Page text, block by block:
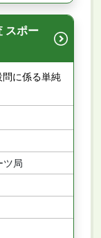
スポー
問に係る単純
ツ局